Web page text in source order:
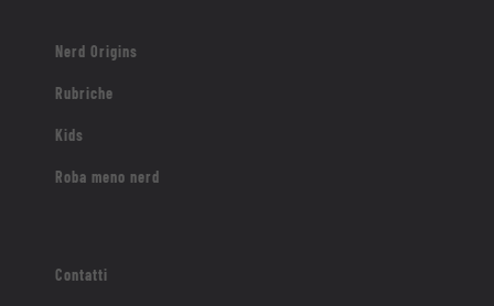
Nerd Origins
Rubriche
Kids
Roba meno nerd
Contatti